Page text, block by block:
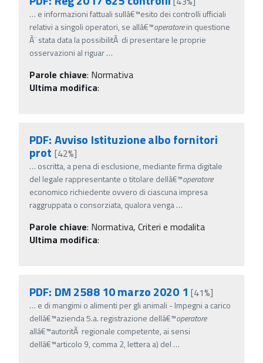
… e informazioni fattuali sullâ€™esito dei controlli ufficiali
relativi a singoli operatori, se allâ€™operatorein questione
Ã¨ stata data la possibilitÃ di presentare le proprie
osservazioni al riguar…
Parole chiave: Normativa
Ultima modifica:
PDF: Avviso Istituzione albo fornitori
prot [42%]
… oscritta, a pena di esclusione, mediante firma digitale
del legale rappresentante o titolare dellâ€™operatore
economico richiedente ovvero di ciascuna impresa
raggruppata o consorziata, qualora venga…
Parole chiave: Normativa, Criteri e modalita
Ultima modifica:
PDF: DM 2588 10 marzo 2020 1[41%]
… e di mangimi o alimenti per gli animali - Impegni a carico
dellâ€™azienda 5.a. registrazione dellâ€™operatore
allâ€™autoritÃ regionale competente, ai sensi
dellâ€™articolo 9, comma 2, lettera a) del …